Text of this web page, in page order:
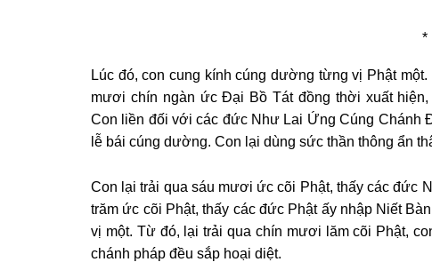
*
Lúc đó, con cung kính cúng dường từng vị Phật
mươi chín ngàn ức Đại Bồ Tát đồng thời xuất
Con liền đối với các đức Như Lai Ứng Cúng Chánh
lễ bái cúng dường. Con lại dùng sức thần thông ẩn
Con lại trải qua sáu mươi ức cõi Phật, thấy các đức
trăm ức cõi Phật, thấy các đức Phật ấy nhập Niết
vị một. Từ đó, lại trải qua chín mươi lăm cõi Phật,
chánh pháp đều sắp hoại diệt.